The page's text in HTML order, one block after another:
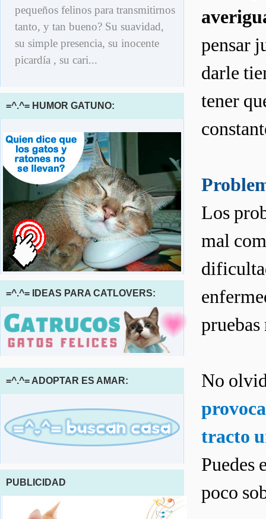
pensar
darle
tener
Los
mal
pruebas
No
tracto
Puedes
poco
pequeños felinos para transmitirnos
tanto, y tan bueno? Su suavidad,
su simple presencia, su inocente
picardía , su cari...
=^.^= HUMOR GATUNO:
=^.^= IDEAS PARA CATLOVERS:
=^.^= ADOPTAR ES AMAR:
PUBLICIDAD